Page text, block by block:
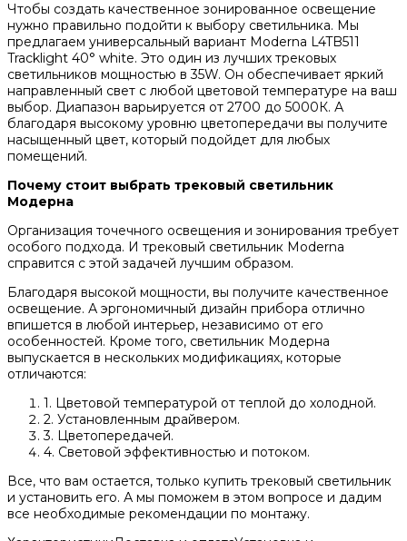
Чтобы создать качественное зонированное освещение
нужно правильно подойти к выбору светильника. Мы
предлагаем универсальный вариант Moderna L4TB511
Tracklight 40° white. Это один из лучших трековых
светильников мощностью в 35W. Он обеспечивает яркий
направленный свет с любой цветовой температуре на ваш
выбор. Диапазон варьируется от 2700 до 5000К. А
благодаря высокому уровню цветопередачи вы получите
насыщенный цвет, который подойдет для любых
помещений.
Почему стоит выбрать трековый светильник
Модерна
Организация точечного освещения и зонирования требует
особого подхода. И трековый светильник Moderna
справится с этой задачей лучшим образом.
Благодаря высокой мощности, вы получите качественное
освещение. А эргономичный дизайн прибора отлично
впишется в любой интерьер, независимо от его
особенностей. Кроме того, светильник Модерна
выпускается в нескольких модификациях, которые
отличаются:
1. Цветовой температурой от теплой до холодной.
2. Установленным драйвером.
3. Цветопередачей.
4. Световой эффективностью и потоком.
Все, что вам остается, только купить трековый светильник
и установить его. А мы поможем в этом вопросе и дадим
все необходимые рекомендации по монтажу.